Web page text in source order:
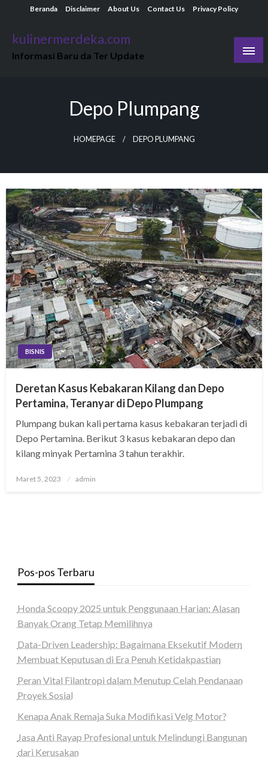
content
Beranda Disclaimer About Us Contact Us Privacy Policy
kulinermerdeka.com
Informasi Baru da Ter Update
Depo Plumpang
HOMEPAGE DEPO PLUMPANG
BISNIS
Deretan Kasus Kebakaran Kilang dan Depo
Pertamina, Teranyar di Depo Plumpang
Plumpang bukan kali pertama kasus kebakaran terjadi di
Depo Pertamina. Berikut 3 kasus kebakaran depo dan
kilang minyak Pertamina 3 tahun terakhir.
Posted
Maret 5, 2023 admin
Pos-pos Terbaru
Honda Scoopy 2025 untuk Penggunaan Harian: Alasan
Banyak Orang Tetap Memilihnya
Data-Driven Leadership: Bagaimana Eksekutif Modern
Membuat Keputusan di Era Penuh Ketidakpastian
Peran Vital Filantropi dalam Menutup Celah Pendanaan
Proyek Sosial
Kenapa Anak Remaja Suka Modifikasi Velg Motor?
Jasa Anti Rayap Profesional untuk Melindungi Bangunan
dari Kerusakan